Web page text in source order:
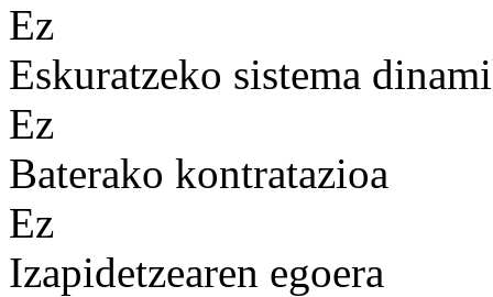
Ez
Eskuratzeko sistema
Ez
Baterako kontratazioa
Ez
Izapidetzearen egoera